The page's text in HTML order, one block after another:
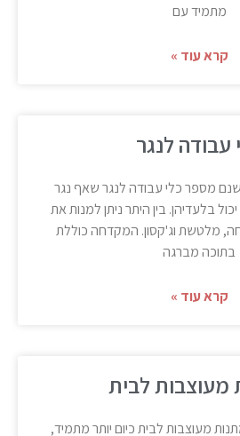
מתמיד עם
קרא עוד »
עבודה לנגר
מספר כלי עבודה לנגר שאף נגר
בלעדיהן. בין היתר ניתן למנות את
מלטשת וג'קסון. המקדחה כוללת
בתוכה מברגה
קרא עוד »
מעוצבות לבית
מעוצבות לבית כיום יותר מתמיד,